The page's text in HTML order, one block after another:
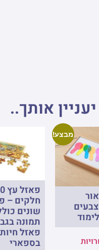
אותך..
מבצע!
חלקים –
שונים
תמונה
פאזל חיות
בספארי